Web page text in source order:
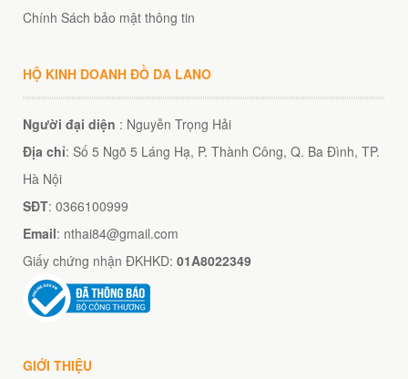
Chính Sách bảo mật thông tin
HỘ KINH DOANH ĐỒ DA LANO
Người đại diện : Nguyễn Trọng Hải
Địa chỉ: Số 5 Ngõ 5 Láng Hạ, P. Thành Công, Q. Ba Đình, TP.
Hà Nội
SĐT: 0366100999
Email: nthai84@gmail.com
Giấy chứng nhận ĐKHKD: 01A8022349
GIỚI THIỆU